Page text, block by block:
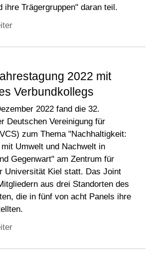
ihre Trägergruppen" daran teil.
2022 mit
Verbundkollegs
2022 fand die 32.
Deutschen Vereinigung für
zum Thema "Nachhaltigkeit:
Umwelt und Nachwelt in
Gegenwart" am Zentrum für
Universität Kiel statt. Das Joint
aus drei Standorten des
die in fünf von acht Panels ihre